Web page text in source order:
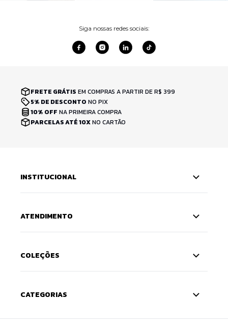
Siga nossas redes sociais:
FRETE GRÁTIS EM COMPRAS A PARTIR DE R$ 399
5% DE DESCONTO NO PIX
10% OFF NA PRIMEIRA COMPRA
PARCELAS ATÉ 10XNO CARTÃO
INSTITUCIONAL
ATENDIMENTO
COLEÇÕES
CATEGORIAS